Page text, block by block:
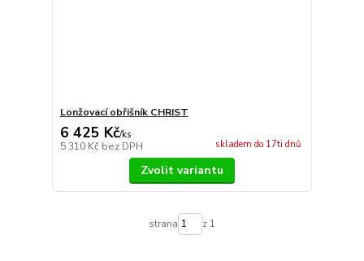
Lonžovací obřišník CHRIST
6 425 Kč/ks
5 310 Kč bez DPH skladem do 17ti dnů
Zvolit variantu
strana z 1